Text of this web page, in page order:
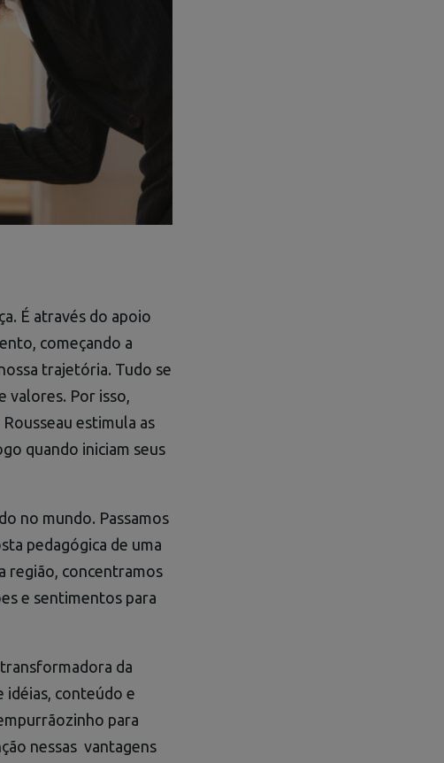
É através do apoio
começando a
trajetória. Tudo se
valores. Por isso,
estimula as
quando iniciam seus
no mundo. Passamos
pedagógica de uma
região, concentramos
e sentimentos para
da
idéias, conteúdo e
para
nessas vantagens